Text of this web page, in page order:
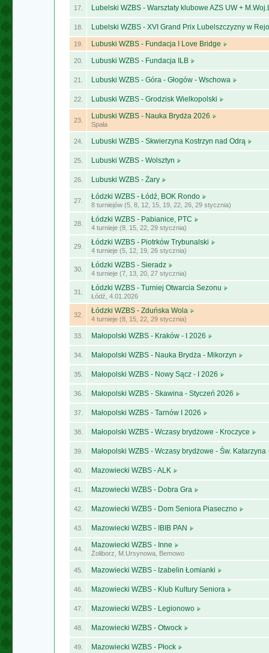
17. Lubelski WZBS - Warsztaty klubowe AZS UW +
18. Lubelski WZBS - XVI Grand Prix Lubelszczyzny w
19. Lubuski WZBS - Fundacja I Love Bridge
20. Lubuski WZBS - Fundacja ILB
21. Lubuski WZBS - Góra - Głogów - Wschowa
22. Lubuski WZBS - Grodzisk Wielkopolski
23. Lubuski WZBS - Nauka Brydża 2026
Spała
24. Lubuski WZBS - Skwierzyna Kostrzyn nad Odrą
25. Lubuski WZBS - Wolsztyn
26. Lubuski WZBS - Żary
27. Łódzki WZBS - Łódź, BOK Rondo
8 turniejów (5, 8, 12, 15, 19, 22, 26, 29 stycznia)
28. Łódzki WZBS - Pabianice, PTC
4 turnieje (8, 15, 22, 29 stycznia)
29. Łódzki WZBS - Piotrków Trybunalski
4 turnieje (5, 12, 19, 26 stycznia)
30. Łódzki WZBS - Sieradz
4 turnieje (7, 13, 20, 27 stycznia)
31. Łódzki WZBS - Turniej Otwarcia Sezonu
Łódź, 4.01.2026
32. Łódzki WZBS - Zduńska Wola
4 turnieje (8, 15, 22, 29 stycznia)
33. Małopolski WZBS - Kraków - I 2026
34. Małopolski WZBS - Nauka Brydża - Mikorzyn
35. Małopolski WZBS - Nowy Sącz - I 2026
36. Małopolski WZBS - Skawina - Styczeń 2026
37. Małopolski WZBS - Tarnów I 2026
38. Małopolski WZBS - Wczasy brydżowe - Kroczyce
39. Małopolski WZBS - Wczasy brydżowe - Św. Katarzyna
40. Mazowiecki WZBS - ALK
41. Mazowiecki WZBS - Dobra Gra
42. Mazowiecki WZBS - Dom Seniora Piaseczno
43. Mazowiecki WZBS - IBIB PAN
44. Mazowiecki WZBS - Inne
Żoliborz, M.Ursynowa, Bemowo
45. Mazowiecki WZBS - Izabelin Łomianki
46. Mazowiecki WZBS - Klub Kultury Seniora
47. Mazowiecki WZBS - Legionowo
48. Mazowiecki WZBS - Otwock
49. Mazowiecki WZBS - Płock